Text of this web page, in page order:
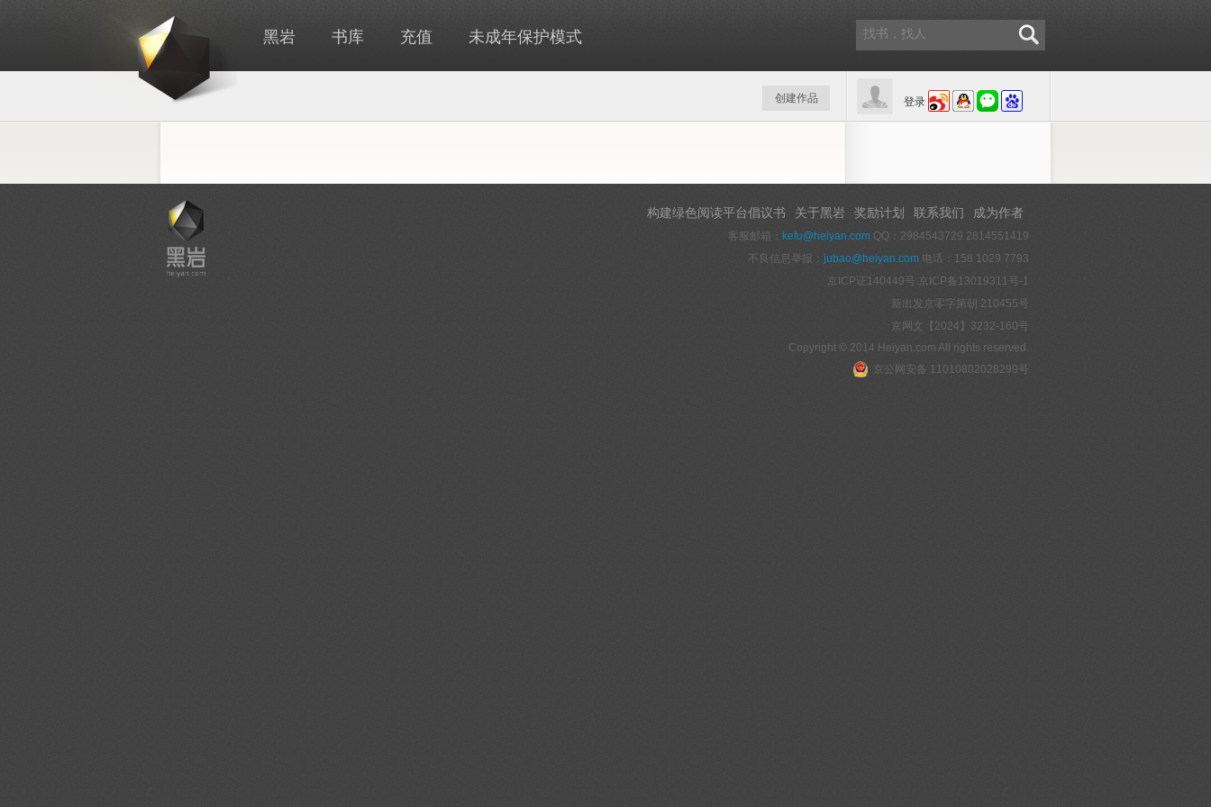
黑岩 书库 充值 未成年保护模式
登录
创建作品
构建绿色阅读平台倡议书 关于黑岩 奖励计划 联系我们 成为作者
客服邮箱： kefu@heiyan.com QQ：2984543729 2814551419
不良信息举报： jubao@heiyan.com 电话：158 1029 7793
京ICP证140449号 京ICP备13019311号-1
新出发京零字第朝 210455号
京网文【2024】3232-160号
Copyright © 2014 Heiyan.com All rights reserved.
京公网安备 11010802028299号